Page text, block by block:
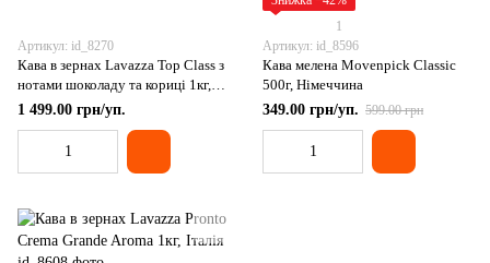
Артикул: id_8270
Кава в зернах Lavazza Top Class з
нотами шоколаду та кориці 1кг,
Італія
1 499.00 грн/уп.
1
Артикул: id_8596
Кава мелена Movenpick Classic
500г, Німеччина
349.00 грн/уп. 599.00 грн